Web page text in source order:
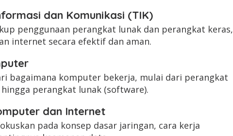
dan Komunikasi (TIK)
penggunaan perangkat lunak dan perangkat keras,
internet secara efektif dan aman.
bagaimana komputer bekerja, mulai dari perangkat
perangkat lunak (software).
dan Internet
pada konsep dasar jaringan, cara kerja